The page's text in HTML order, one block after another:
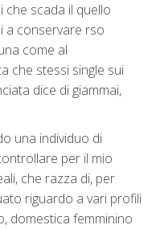
che scada il quello
a conservare rso
come al
che stessi single sui
dice di giammai,
una individuo di
per il mio
che razza di, per
riguardo a vari profili
domestica femminino